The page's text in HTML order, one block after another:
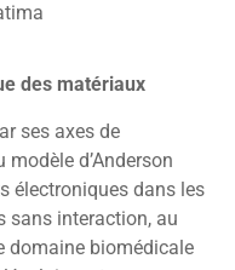
des matériaux
ses axes de
d’Anderson
électroniques dans les
sans interaction, au
domaine biomédicale